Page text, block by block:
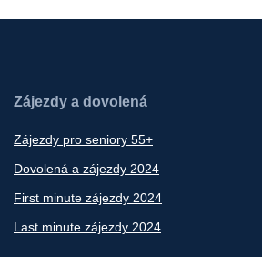
Zájezdy a dovolená
Zájezdy pro seniory 55+
Dovolená a zájezdy 2024
First minute zájezdy 2024
Last minute zájezdy 2024